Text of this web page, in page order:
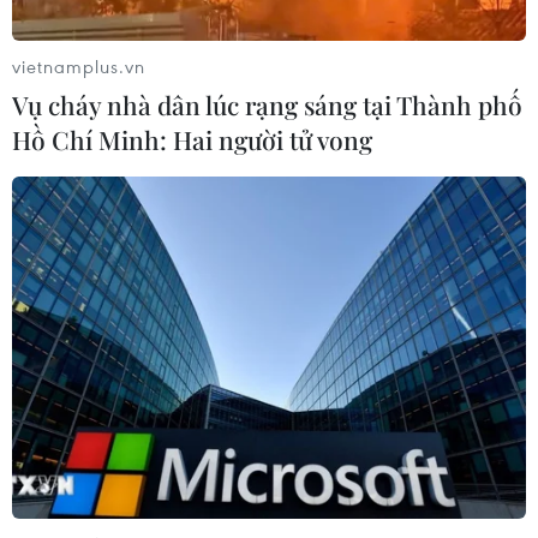
dụng quyền lực khi còn đương chức, cũng như
190 triệu USD vì hợp đồng cung cấp năng lượng
mà bà đãký với Nga năm 2009.
Theo một số nguồn tin, nếu bị kết án, "người
đàn bà thép" của Ukraine cóthể phải đối mặt với
mức án tù từ 7-10 năm và kể cả trong trường
hợp thoát ántù, bất cứ phán quyết nào của tòa
cũng sẽ khiến bà không thể tham gia ứng
cửtrong cuộc bầu cử quốc hội năm tới và cuộc
bầu cử tổng thống tới vào năm 2015.
Ngày 5/7, Cơ quan an ninh quốc gia Ukraine
(SBU) cho biết cơ quan này đã mở hồsơ mộtvụ
án hình sựcó liên quan tới hoạt động làm ăn
vietnamplus.vn
Vụ cháy nhà dân lúc rạng sáng tại Thành phố
Hồ Chí Minh: Hai người tử vong